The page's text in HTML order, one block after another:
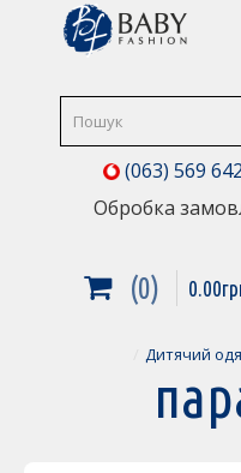
(063) 569
Обробка
0 0.00
Дитячий